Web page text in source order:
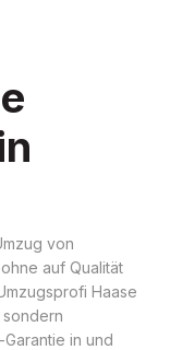
von
auf Qualität
Haase
, sondern
in und